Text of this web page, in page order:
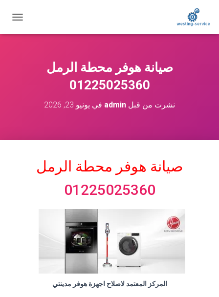
ب
صيانة هوفر محطة الرمل
01225025360
نشرت من قبل admin في يونيو 23, 2026
صيانة هوفر محطة الرمل
01225025360
المركز المعتمد لاصلاح اجهزة هوفر مدينتي